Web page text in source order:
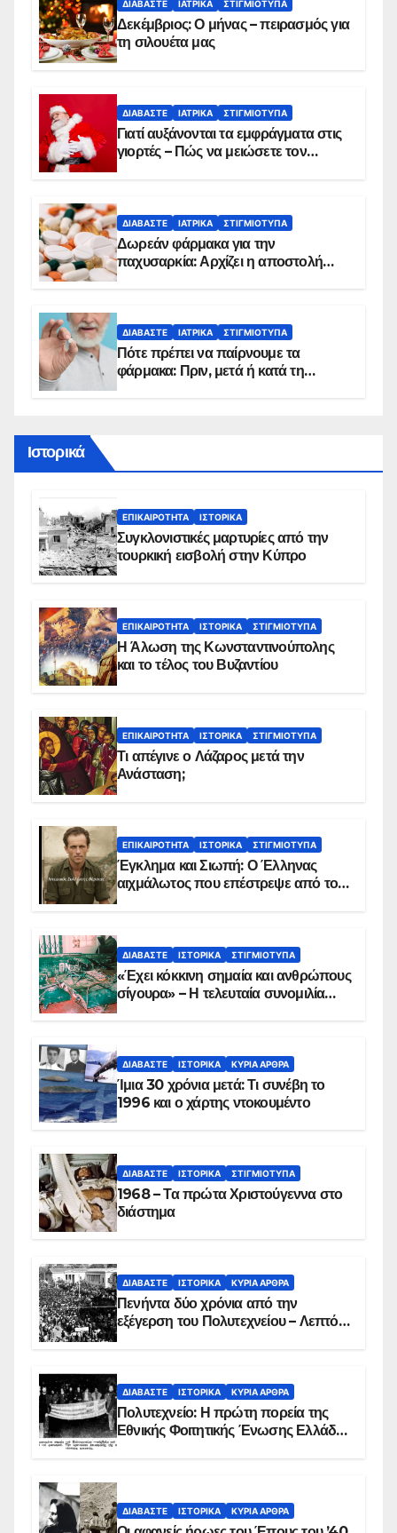
ΔΙΑΒΆΣΤΕ ΙΑΤΡΙΚΆ ΣΤΙΓΜΙΌΤΥΠΑ
Δεκέμβριος: Ο μήνας – πειρασμός για
τη σιλουέτα μας
ΔΙΑΒΆΣΤΕ ΙΑΤΡΙΚΆ ΣΤΙΓΜΙΌΤΥΠΑ
Γιατί αυξάνονται τα εμφράγματα στις
γιορτές – Πώς να μειώσετε τον
ΔΙΑΒΆΣΤΕ ΙΑΤΡΙΚΆ ΣΤΙΓΜΙΌΤΥΠΑ
Δωρεάν φάρμακα για την
παχυσαρκία: Αρχίζει η αποστολή
ΔΙΑΒΆΣΤΕ ΙΑΤΡΙΚΆ ΣΤΙΓΜΙΌΤΥΠΑ
Πότε πρέπει να παίρνουμε τα
φάρμακα: Πριν, μετά ή κατά τη
Ιστορικά
ΕΠΙΚΑΙΡΌΤΗΤΑ ΙΣΤΟΡΙΚΆ
Συγκλονιστικές μαρτυρίες από την
τουρκική εισβολή στην Κύπρο
ΕΠΙΚΑΙΡΌΤΗΤΑ ΙΣΤΟΡΙΚΆ ΣΤΙΓΜΙΌΤΥΠΑ
Η Άλωση της Κωνσταντινούπολης
και το τέλος του Βυζαντίου
ΕΠΙΚΑΙΡΌΤΗΤΑ ΙΣΤΟΡΙΚΆ ΣΤΙΓΜΙΌΤΥΠΑ
Τι απέγινε ο Λάζαρος μετά την
Ανάσταση;
ΕΠΙΚΑΙΡΌΤΗΤΑ ΙΣΤΟΡΙΚΆ ΣΤΙΓΜΙΌΤΥΠΑ
Έγκλημα και Σιωπή: Ο Έλληνας
αιχμάλωτος που επέστρεψε από το
ΔΙΑΒΆΣΤΕ ΙΣΤΟΡΙΚΆ ΣΤΙΓΜΙΌΤΥΠΑ
«Έχει κόκκινη σημαία και ανθρώπους
σίγουρα» – Η τελευταία συνομιλία
ΔΙΑΒΆΣΤΕ ΙΣΤΟΡΙΚΆ ΚΥΡΙΑ ΑΡΘΡΑ
Ίμια 30 χρόνια μετά: Τι συνέβη το
1996 και ο χάρτης ντοκουμέντο
ΔΙΑΒΆΣΤΕ ΙΣΤΟΡΙΚΆ ΣΤΙΓΜΙΌΤΥΠΑ
1968 – Τα πρώτα Χριστούγεννα στο
διάστημα
ΔΙΑΒΆΣΤΕ ΙΣΤΟΡΙΚΆ ΚΥΡΙΑ ΑΡΘΡΑ
Πενήντα δύο χρόνια από την
εξέγερση του Πολυτεχνείου – Λεπτό
ΔΙΑΒΆΣΤΕ ΙΣΤΟΡΙΚΆ ΚΥΡΙΑ ΑΡΘΡΑ
Πολυτεχνείο: Η πρώτη πορεία της
Εθνικής Φοιτητικής Ένωσης Ελλάδος
ΔΙΑΒΆΣΤΕ ΙΣΤΟΡΙΚΆ ΚΥΡΙΑ ΑΡΘΡΑ